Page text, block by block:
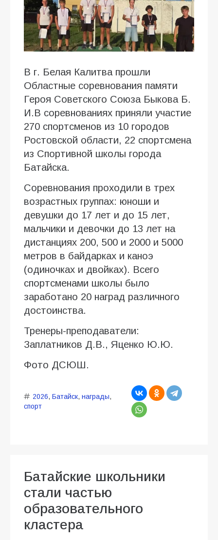
В г. Белая Калитва прошли
Областные соревнования памяти
Героя Советского Союза Быкова Б.
И.В соревнованиях приняли участие
270 спортсменов из 10 городов
Ростовской области, 22 спортсмена
из Спортивной школы города
Батайска.
Соревнования проходили в трех
возрастных группах: юноши и
девушки до 17 лет и до 15 лет,
мальчики и девочки до 13 лет на
дистанциях 200, 500 и 2000 и 5000
метров в байдарках и каноэ
(одиночках и двойках). Всего
спортсменами школы было
заработано 20 наград различного
достоинства.
Тренеры-преподаватели:
Заплатников Д.В., Яценко Ю.Ю.
Фото ДСЮШ.
2026, Батайск, награды,
спорт
Батайские школьники
стали частью
образовательного
кластера